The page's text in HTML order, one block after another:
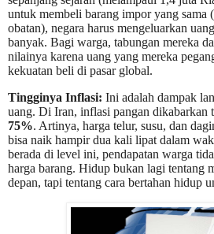
untuk membeli barang impor yang sama
obatan), negara harus mengeluarkan
banyak. Bagi warga, tabungan mereka
nilainya karena uang yang mereka
kekuatan beli di pasar global.
Tingginya Inflasi: Ini adalah dampak
uang. Di Iran, inflasi pangan dikabarkan
75%. Artinya, harga telur, susu, dan
bisa naik hampir dua kali lipat dalam
berada di level ini, pendapatan warga
harga barang. Hidup bukan lagi tentang
depan, tapi tentang cara bertahan hidup